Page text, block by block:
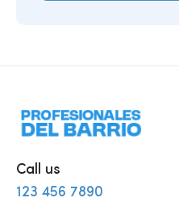
Call us
123 456 7890